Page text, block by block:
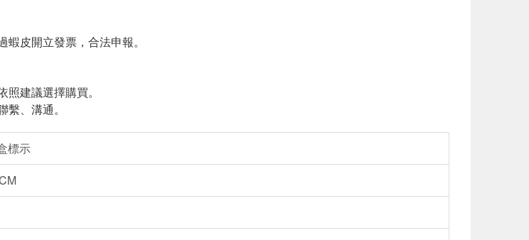
皮開立發票，合法申報。
建議選擇購買。
、溝通。
標示